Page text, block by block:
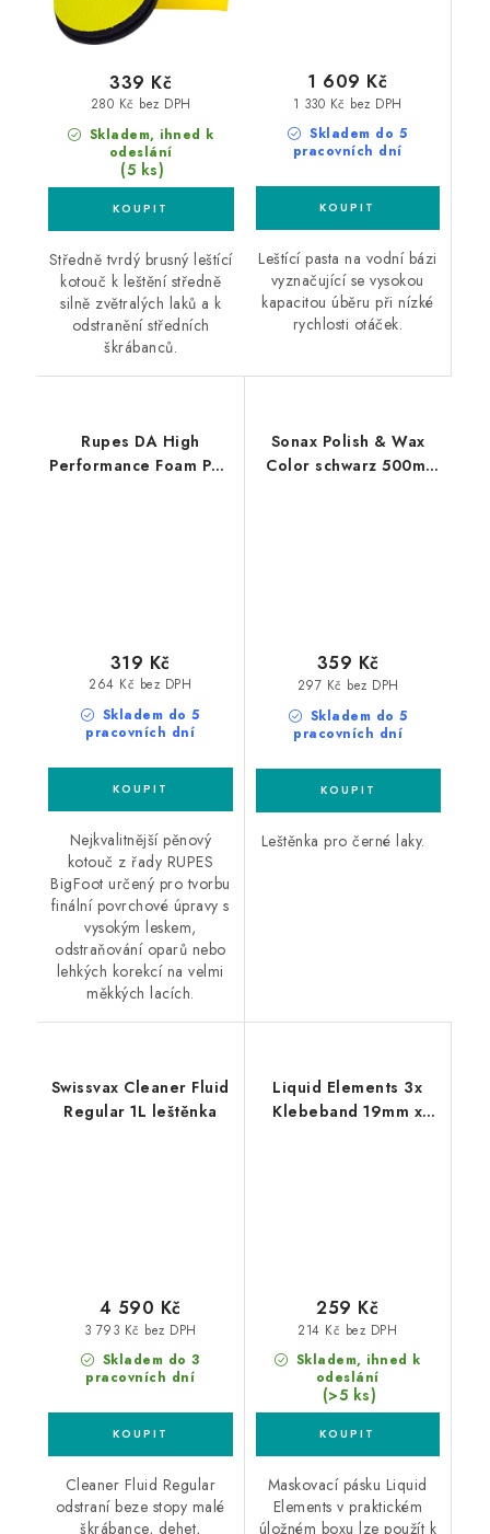
Skladem, ihned k
odeslání
(5 ks)
280 Kč bez DPH
339 Kč
Středně tvrdý brusný leštící
kotouč k leštění středně
silně zvětralých laků a k
odstranění středních
škrábanců.
Skladem do 5
pracovních dní
1 330 Kč bez DPH
1 609 Kč
Leštící pasta na vodní bázi
vyznačující se vysokou
kapacitou úběru při nízké
rychlosti otáček.
Rupes DA High
Performance Foam Pad
Skladem do 5
pracovních dní
264 Kč bez DPH
319 Kč
Nejkvalitnější pěnový
kotouč z řady RUPES
BigFoot určený pro tvorbu
finální povrchové úpravy s
vysokým leskem,
odstraňování oparů nebo
lehkých korekcí na velmi
měkkých lacích.
Sonax Polish & Wax
Color schwarz 500ml
Skladem do 5
pracovních dní
297 Kč bez DPH
359 Kč
Leštěnka pro černé laky.
Swissvax Cleaner Fluid
Regular 1L leštěnka
Skladem do 3
pracovních dní
3 793 Kč bez DPH
4 590 Kč
Cleaner Fluid Regular
odstraní beze stopy malé
škrábance, dehet,
Liquid Elements 3x
Klebeband 19mm x
Skladem, ihned k
odeslání
(>5 ks)
214 Kč bez DPH
259 Kč
Maskovací pásku Liquid
Elements v praktickém
úložném boxu lze použít k